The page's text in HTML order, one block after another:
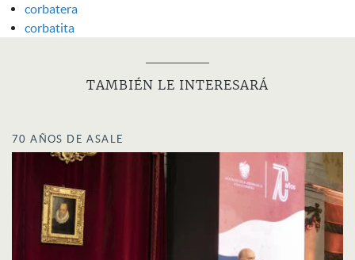
corbatera
corbatita
TAMBIÉN LE INTERESARÁ
70 AÑOS DE ASALE